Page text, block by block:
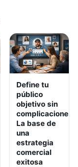
Define tu
público
objetivo sin
complicaciones:
La base de
una
estrategia
comercial
exitosa